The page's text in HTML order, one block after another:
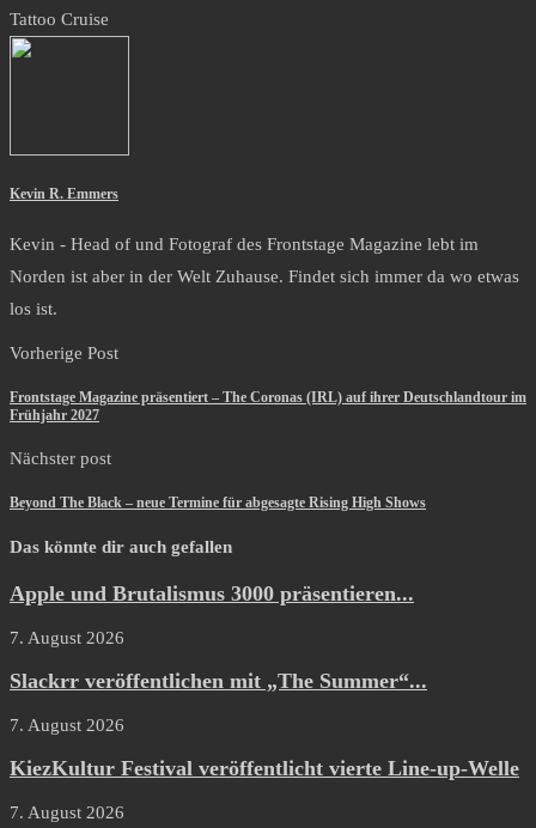
Tattoo Cruise
Kevin R. Emmers
Kevin - Head of und Fotograf des Frontstage Magazine lebt im
Norden ist aber in der Welt Zuhause. Findet sich immer da wo etwas
los ist.
Vorherige Post
Frontstage Magazine präsentiert – The Coronas (IRL) auf ihrer Deutschlandtour im
Frühjahr 2027
Nächster post
Beyond The Black – neue Termine für abgesagte Rising High Shows
Das könnte dir auch gefallen
Apple und Brutalismus 3000 präsentieren...
7. August 2026
Slackrr veröffentlichen mit „The Summer“...
7. August 2026
KiezKultur Festival veröffentlicht vierte Line-up-Welle
7. August 2026